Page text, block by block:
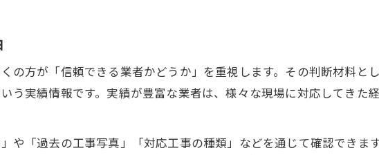
の方が「信頼できる業者かどうか」を重視します。その判断材料と
う実績情報です。実績が豊富な業者は、様々な現場に対応してきた
や「過去の工事写真」「対応工事の種類」などを通じて確認できま